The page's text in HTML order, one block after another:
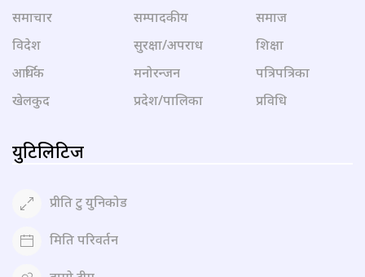
समाचार
विदेश
आर्थिक
खेलकुद
सम्पादकीय
सुरक्षा/अपराध
मनोरन्जन
प्रदेश/पालिका
समाज
शिक्षा
पत्रिपत्रिका
प्रविधि
युटिलिटिज
प्रीति टु युनिकोड
मिति परिवर्तन